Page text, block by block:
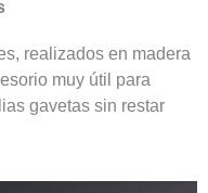
realizados en madera
muy útil para
gavetas sin restar